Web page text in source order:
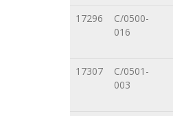
17296
C/0500-
016
17307
C/0501-
003